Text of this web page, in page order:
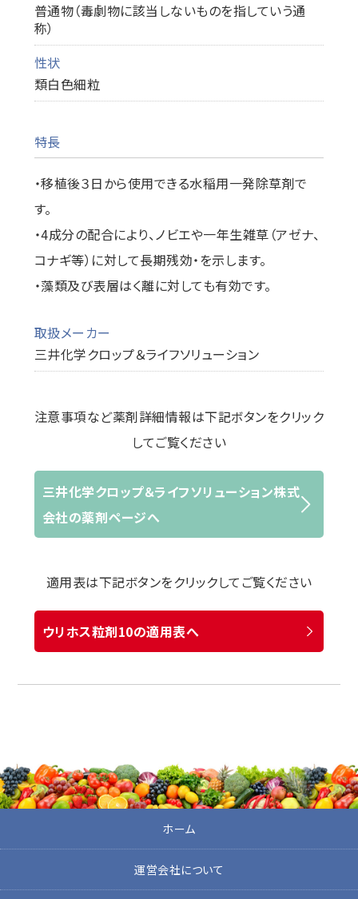
普通物（毒劇物に該当しないものを指していう通
称）
性状
類白色細粒
特長
・移植後３日から使用できる水稲用一発除草剤で
す。
・4成分の配合により、ノビエや一年生雑草（アゼナ、
コナギ等）に対して長期残効・を示します。
・藻類及び表層はく離に対しても有効です。
取扱メーカー
三井化学クロップ＆ライフソリューション
注意事項など薬剤詳細情報は下記ボタンをクリック
してご覧ください
三井化学クロップ＆ライフソリューション株式
会社の薬剤ページへ
適用表は下記ボタンをクリックしてご覧ください
ウリホス粒剤10の適用表へ
ホーム
運営会社について